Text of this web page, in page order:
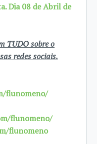
Dia 08 de Abril de
TUDO sobre o
redes sociais.
flunomeno/
flunomeno/
flunomeno